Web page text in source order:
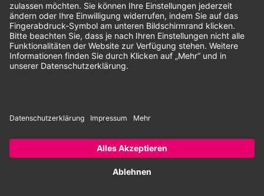
Unsere Zahlungsarten:
Rechnung SEPA-Lastschrift Vorkasse